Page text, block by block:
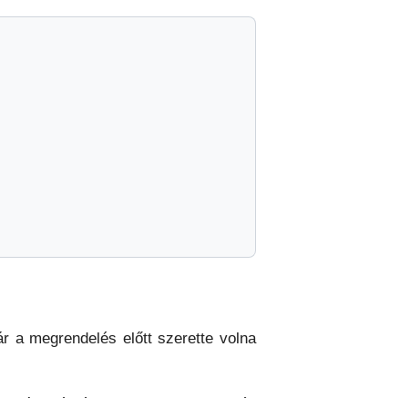
a megrendelés előtt szerette volna